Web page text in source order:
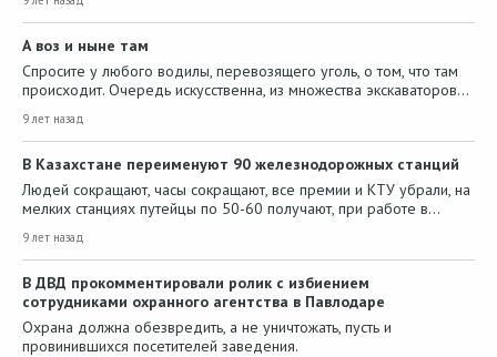
А воз и ныне там
Спросите у любого водилы, перевозящего уголь, о том, что там
происходит. Очередь искусственна, из множества экскаваторов…
9 лет назад
В Казахстане переименуют 90 железнодорожных станций
Людей сокращают, часы сокращают, все премии и КТУ убрали, на
мелких станциях путейцы по 50-60 получают, при работе в…
9 лет назад
В ДВД прокомментировали ролик с избиением
сотрудниками охранного агентства в Павлодаре
Охрана должна обезвредить, а не уничтожать, пусть и
провинившихся посетителей заведения.